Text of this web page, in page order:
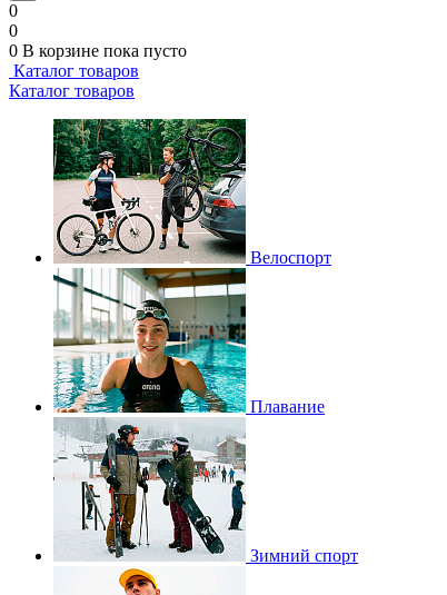
0
0
0 В корзине пока пусто
Каталог товаров
Каталог товаров
Велоспорт
Плавание
Зимний спорт